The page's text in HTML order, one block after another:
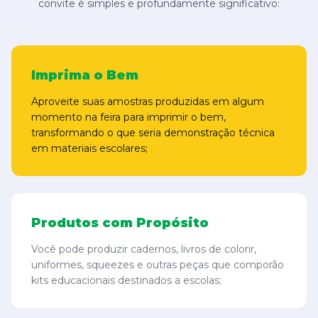
convite é simples e profundamente significativo:
Imprima o Bem
Aproveite suas amostras produzidas em algum
momento na feira para imprimir o bem,
transformando o que seria demonstração técnica
em materiais escolares;
Produtos com Propósito
Você pode produzir cadernos, livros de colorir,
uniformes, squeezes e outras peças que comporão
kits educacionais destinados a escolas;